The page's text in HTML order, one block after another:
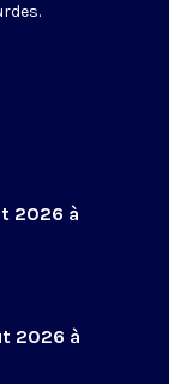
2026 à
2026 à